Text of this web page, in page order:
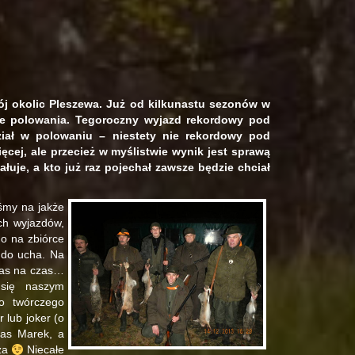
okolic Pleszewa. Już od kilkunastu sezonów w
polowania. Tegoroczny wyjazd rekordowy pod
w polowaniu – niestety nie rekordowy pod
ale przecież w myślistwie wynik jest sprawą
a kto już raz pojechał zawsze będzie chciał
na jakże
wyjazdów,
na zbiórce
ucha. Na
na czas…
naszym
twórczego
lub joker (o
Marek, a
Niecałe